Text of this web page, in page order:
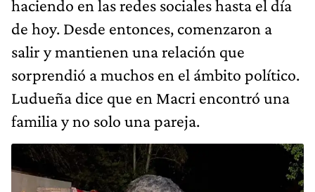
haciendo en las redes sociales hasta el día
de hoy. Desde entonces, comenzaron a
salir y mantienen una relación que
sorprendió a muchos en el ámbito político.
Ludueña dice que en Macri encontró una
familia y no solo una pareja.